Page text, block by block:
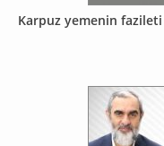
Karpuz yemenin fazileti